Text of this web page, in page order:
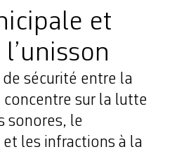
et
sécurité entre la
sur la lutte
sonores, le
les infractions à la